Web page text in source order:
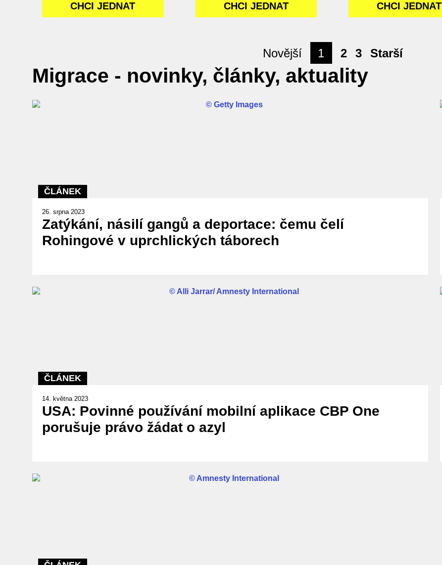
CHCI JEDNAT CHCI JEDNAT CHCI JEDNAT
Novější 1 2 3 Starší
Migrace - novinky, články, aktuality
ČLÁNEK
26. srpna 2023
Zatýkání, násilí gangů a deportace: čemu čelí
Rohingové v uprchlických táborech
ČLÁNEK
14. května 2023
USA: Povinné používání mobilní aplikace CBP One
porušuje právo žádat o azyl